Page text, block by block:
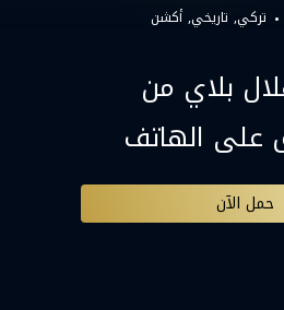
تركي تاريخي أكشن
بلاي من
على الهاتف
حمل الآن